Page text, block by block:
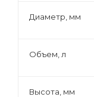
Диаметр, мм
Объем, л
Высота, мм